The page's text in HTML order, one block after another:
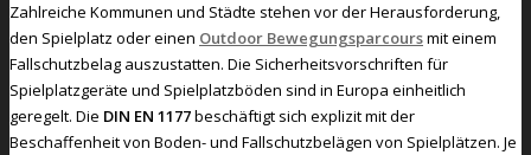
Zahlreiche Kommunen und Städte stehen vor der Herausforderung,
den Spielplatz oder einen Outdoor Bewegungsparcoursmit einem
Fallschutzbelag auszustatten. Die Sicherheitsvorschriften für
Spielplatzgeräte und Spielplatzböden sind in Europa einheitlich
geregelt. Die DIN EN 1177beschäftigt sich explizit mit der
Beschaffenheit von Boden- und Fallschutzbelägen von Spielplätzen. Je